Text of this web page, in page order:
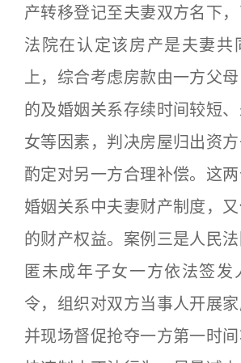
产转移登记至夫妻双方名下
法院在认定该房产是夫妻共
上，综合考虑房款由一方父
的及婚姻关系存续时间较短
女等因素，判决房屋归出资
酌定对另一方合理补偿。这
婚姻关系中夫妻财产制度，
的财产权益。案例三是人民
匿未成年子女一方依法签发
令，组织对双方当事人开展家
并现场督促抢夺一方第一时间